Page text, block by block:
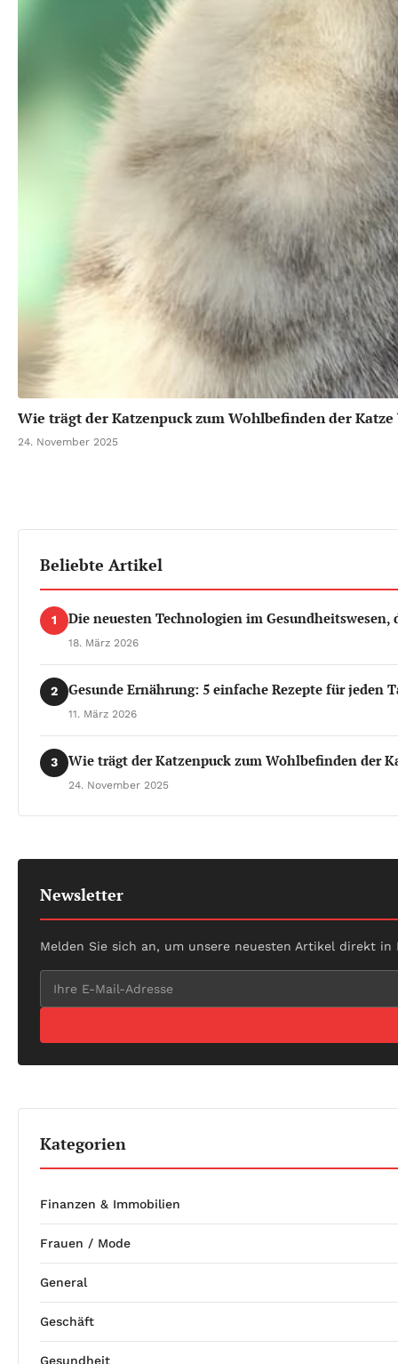
Wie trägt der Katzenpuck zum Wohlbefinden der Katze
24. November 2025
Beliebte Artikel
1 Die neuesten Technologien im Gesundheitswesen,
18. März 2026
2 Gesunde Ernährung: 5 einfache Rezepte für jeden
11. März 2026
3 Wie trägt der Katzenpuck zum Wohlbefinden der
24. November 2025
Newsletter
Melden Sie sich an, um unsere neuesten Artikel direkt
Kategorien
Finanzen & Immobilien
Frauen / Mode
General
Geschäft
Gesundheit